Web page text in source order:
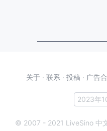
关于 · 联系 · 投稿 · 广告
© 2007 - 2021 LiveSino 中